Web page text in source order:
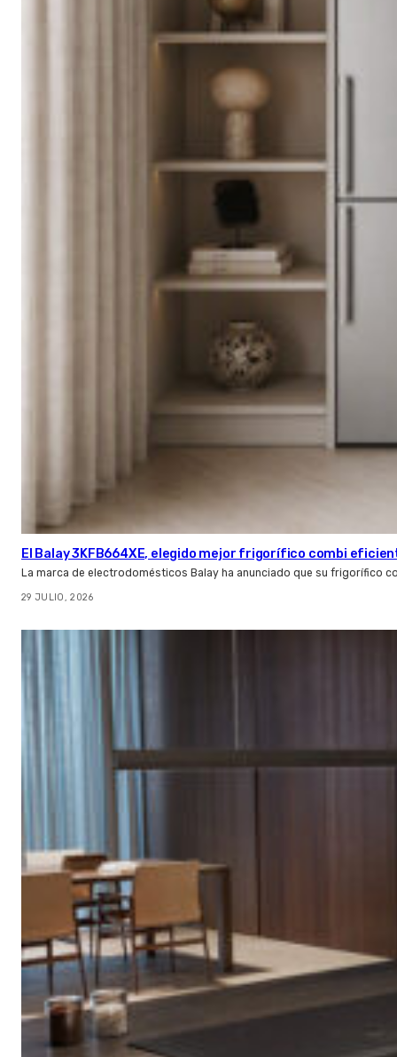
El Balay 3KFB664XE, elegido mejor frigorífico combi
La marca de electrodomésticos Balay ha anunciado que su frigorífico
29 JULIO, 2026